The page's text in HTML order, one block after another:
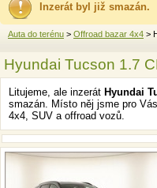
Inzerát byl již smazán.
Auta do terénu > Offroad bazar 4x4 >
Hyundai Tucson 1.7
Litujeme, ale inzerát Hyundai
smazán. Místo něj jsme pro
4x4, SUV a offroad vozů.